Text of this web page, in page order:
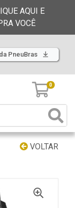
AQUI E
VOCÊ
PneuBras
0
VOLTAR